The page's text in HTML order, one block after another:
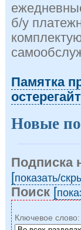
б/у
Памятка
Новые
Подписка
[показать/
Поиск [
Ключевое